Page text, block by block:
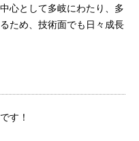
心として多岐にわたり、多
ため、技術面でも日々成長
す！